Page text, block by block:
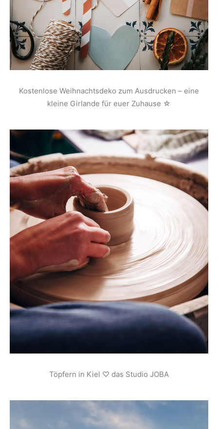
Kostenlose Weihnachtsdeko zum Ausdrucken – eine
kleine Girlande für euer Zuhause ☆
Töpfern in Kiel ♡ das Studio JOBA